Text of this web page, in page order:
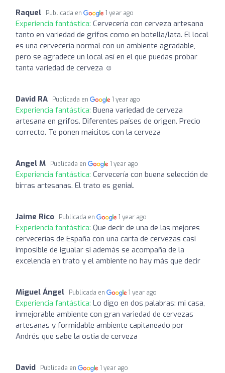
Raquel Publicada en 1 year ago
Experiencia fantástica: Cervecería con cerveza artesana
tanto en variedad de grifos como en botella/lata. El local
es una cervecería normal con un ambiente agradable,
pero se agradece un local así en el que puedas probar
tanta variedad de cerveza ☺️
David RA Publicada en 1 year ago
Experiencia fantástica: Buena variedad de cerveza
artesana en grifos. Diferentes países de origen. Precio
correcto. Te ponen maicitos con la cerveza
Angel M Publicada en 1 year ago
Experiencia fantástica: Cervecería con buena selección de
birras artesanas. El trato es genial.
Jaime Rico Publicada en 1 year ago
Experiencia fantástica: Que decir de una de las mejores
cervecerías de España con una carta de cervezas casi
imposible de igualar si además se acompaña de la
excelencia en trato y el ambiente no hay más que decir
Miguel Ángel Publicada en 1 year ago
Experiencia fantástica: Lo digo en dos palabras: mi casa,
inmejorable ambiente con gran variedad de cervezas
artesanas y formidable ambiente capitaneado por
Andrés que sabe la ostia de cerveza
David Publicada en 1 year ago